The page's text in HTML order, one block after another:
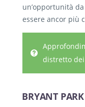
un’opportunità
essere ancor più
distretto
BRYANT PARK